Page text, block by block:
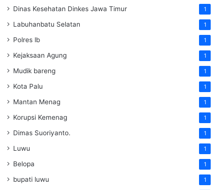
Dinas Kesehatan Dinkes Jawa Timur 1
Labuhanbatu Selatan 1
Polres lb 1
Kejaksaan Agung 1
Mudik bareng 1
Kota Palu 1
Mantan Menag 1
Korupsi Kemenag 1
Dimas Suoriyanto. 1
Luwu 1
Belopa 1
bupati luwu 1